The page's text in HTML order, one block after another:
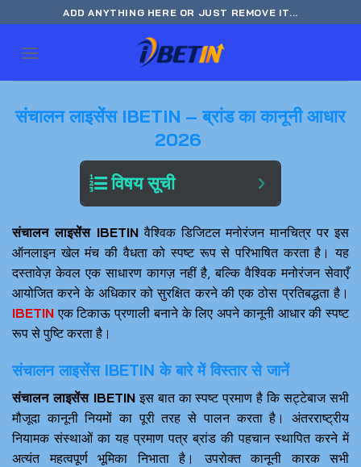
to
content
ADD ANYTHING HERE OR JUST REMOVE IT...
संचालन लाइसेंस IBETIN – ब्रांड का कानूनी आधार
2026
विषय सूची
संचालन लाइसेंस IBETINवैश्विक डिजिटल मनोरंजन मानचित्र पर इस
ऑनलाइन खेल मंच की वैधता को स्पष्ट रूप से परिभाषित करता है। यह
दस्तावेज़ केवल एक साधारण कागज़ नहीं है, बल्कि वैश्विक मनोरंजन सेवाएँ
आयोजित करने के अधिकार को सुरक्षित करने की एक ठोस प्रतिबद्धता है।
IBETIN एक टिकाऊ प्रणाली बनाने के लिए अपने कानूनी आधार की स्पष्ट
रूप से पुष्टि करता है।
संचालन लाइसेंस IBETIN के बारे में विस्तार से जानें
संचालन लाइसेंस IBETINइस बात का स्पष्ट प्रमाण है कि सट्टेबाज सभी
मौजूदा कानूनी नियमों का पूरी तरह से पालन करता है। अंतरराष्ट्रीय
नियामक संस्थाओं का यह प्रमाण पत्र ब्रांड की पहचान स्थापित करने में
अत्यंत महत्वपूर्ण भूमिका निभाता है। उपरोक्त कानूनी कारक सभी